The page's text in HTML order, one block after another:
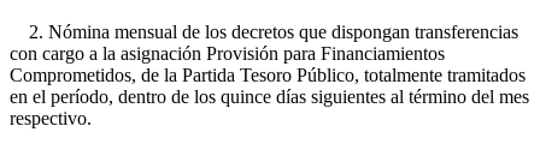
2. Nómina mensual de los decretos que dispongan transferencias
con cargo a la asignación Provisión para Financiamientos
Comprometidos, de la Partida Tesoro Público, totalmente tramitados
en el período, dentro de los quince días siguientes al término del mes
respectivo.